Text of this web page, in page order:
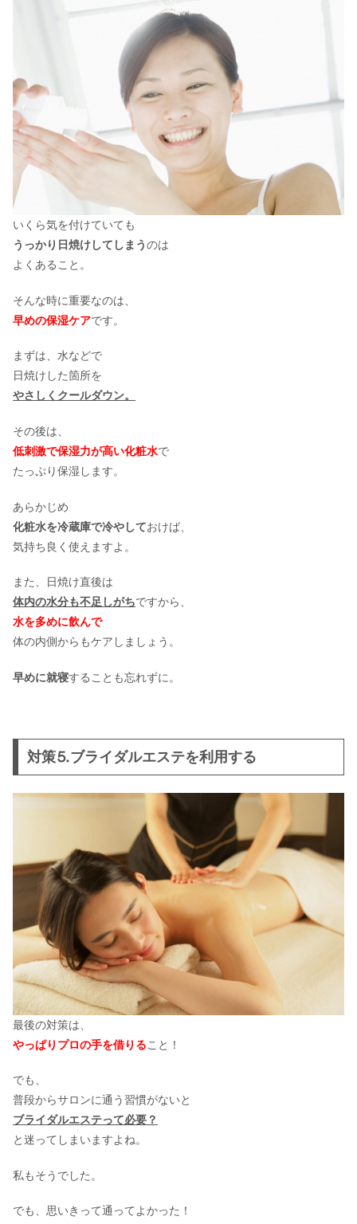
いくら気を付けていても
うっかり日焼けしてしまうのは
よくあること。
そんな時に重要なのは、
早めの保湿ケアです。
まずは、水などで
日焼けした箇所を
やさしくクールダウン。
その後は、
低刺激で保湿力が高い化粧水で
たっぷり保湿します。
あらかじめ
化粧水を冷蔵庫で冷やしておけば、
気持ち良く使えますよ。
また、日焼け直後は
体内の水分も不足しがちですから、
水を多めに飲んで
体の内側からもケアしましょう。
早めに就寝することも忘れずに。
対策⒌ブライダルエステを利用する
最後の対策は、
やっぱりプロの手を借りること！
でも、
普段からサロンに通う習慣がないと
ブライダルエステって必要？
と迷ってしまいますよね。
私もそうでした。
でも、思いきって通ってよかった！